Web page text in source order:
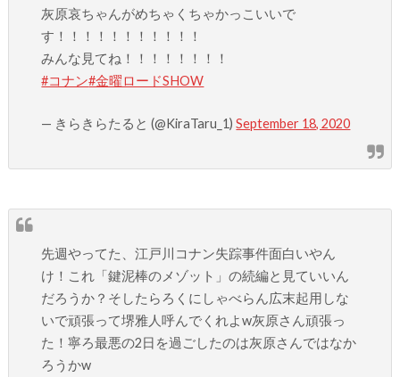
灰原哀ちゃんがめちゃくちゃかっこいいで
す！！！！！！！！！！！
みんな見てね！！！！！！！！
#コナン#金曜ロードSHOW
— きらきらたると (@KiraTaru_1)September 18, 2020
先週やってた、江戸川コナン失踪事件面白いやん
け！これ「鍵泥棒のメゾット」の続編と見ていいん
だろうか？そしたらろくにしゃべらん広末起用しな
いで頑張って堺雅人呼んでくれよw灰原さん頑張っ
た！寧ろ最悪の2日を過ごしたのは灰原さんではなか
ろうかw